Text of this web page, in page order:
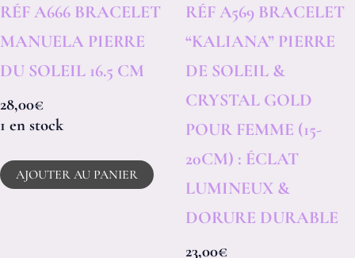
RÉF A666 BRACELET
MANUELA PIERRE
DU SOLEIL 16.5 CM
28,00€
1 en stock
AJOUTER AU PANIER
RÉF A569 BRACELET
“KALIANA” PIERRE
DE SOLEIL &
CRYSTAL GOLD
POUR FEMME (15-
20CM) : ÉCLAT
LUMINEUX &
DORURE DURABLE
23,00€